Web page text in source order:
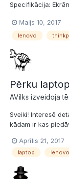
Specifikācija:
Baterija tur kādu
labs, vienīgais
Maijs 10, 2017
lenovo
Pērku
AVilks izveidoja
Sveiki! Interesē
kādam ir kas
3350 baterija -
piedāvājumi d...
Aprīlis 21, 2017
laptop lenovo